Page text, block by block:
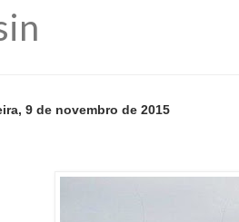
9 de novembro de 2015